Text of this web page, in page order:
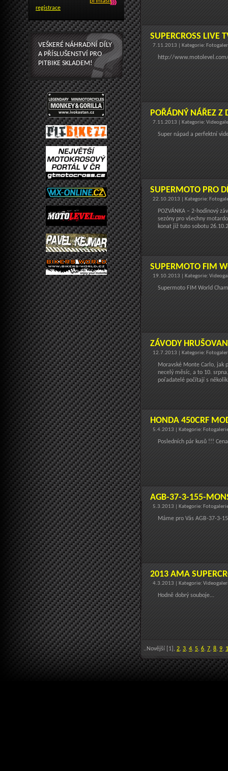
SUPERCROSS LIVE
7.11.2013 | Kategorie:
http://
POŘÁDNÝ NÁŘEZ Z
7.11.2013 | Kategorie:
Super nápad a perfektní
SUPERMOTO PRO
22.10.2013 | Kategorie:
POZVÁNKA – 2-hodinový
sezóny pro všechny
konat již tuto sobotu
SUPERMOTO FIM
19.10.2013 | Kategorie:
Supermoto FIM World
ZÁVODY
12.7.2013 | Kategorie:
Moravské Monte Carlo, jak
necelý měsíc, a to 10.
pořadatelé počítají s
HONDA 450CRF
5.4.2013 | Kategorie:
Posledních pár kusů !!!
AGB-37-3-155-
5.3.2013 | Kategorie:
Máme pro Vás AGB-37-3-
2013 AMA
4.3.2013 | Kategorie:
Hodně dobrý souboje...
..Novější [1], 2, 3, 4, 5, 6, 7, 8, 9,
registrace
VEŠKERÉ NÁHRADNÍ DÍLY
A PŘÍSLUŠENSTVÍ PRO
PITBIKE SKLADEM!